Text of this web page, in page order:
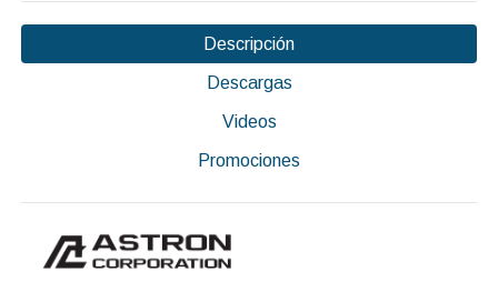
Descripción
Descargas
Videos
Promociones